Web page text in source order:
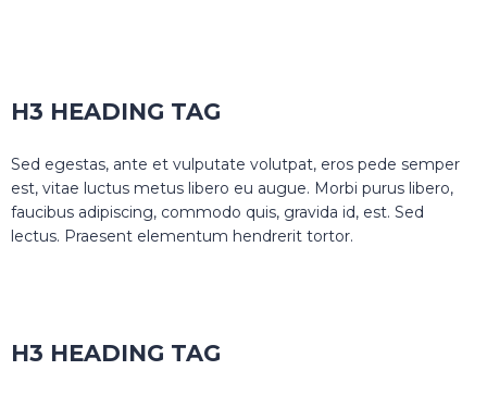
H3 HEADING TAG
Sed egestas, ante et vulputate volutpat, eros pede semper
est, vitae luctus metus libero eu augue. Morbi purus libero,
faucibus adipiscing, commodo quis, gravida id, est. Sed
lectus. Praesent elementum hendrerit tortor.
H3 HEADING TAG